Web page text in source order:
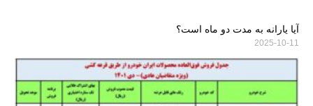
آیا یارانه به مدت دو ماه است؟
2025-10-11